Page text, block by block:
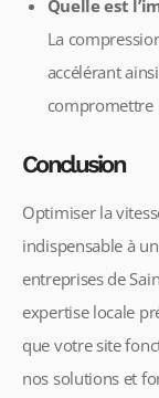
Quelle est
La
accélérant
compromettre
Conclusion
Optimiser la
indispensable à
entreprises de
expertise locale
que votre site
nos solutions et